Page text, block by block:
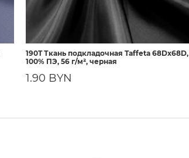
190T Ткань подкладочная Taffeta 68Dх68D,
100% ПЭ, 56 г/м², черная
1.90 BYN